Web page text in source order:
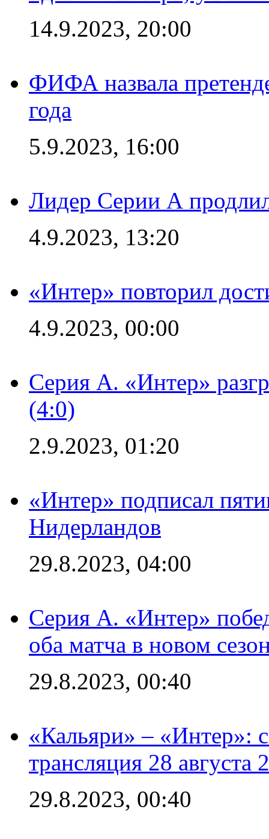
14.9.2023, 20:00
ФИФА назвала
года
5.9.2023, 16:00
Лидер Серии А
4.9.2023, 13:20
«Интер» повторил
4.9.2023, 00:00
Серия А. «Интер»
(4:0)
2.9.2023, 01:20
«Интер» подписал
Нидерландов
29.8.2023, 04:00
Серия А. «Интер»
оба матча в новом
29.8.2023, 00:40
«Кальяри» – «Интер»:
трансляция 28 августа
29.8.2023, 00:40